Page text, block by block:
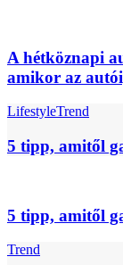
A hétköznapi
amikor az
LifestyleTrend
5 tipp, amitől
5 tipp, amitől
Trend